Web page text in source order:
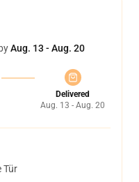
Aug. 13 - Aug. 20
Delivered
Aug. 13 - Aug. 20
Tür